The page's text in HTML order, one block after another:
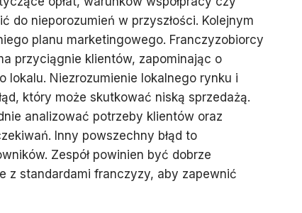
do nieporozumień w przyszłości. Kolejnym
planu marketingowego. Franczyzobiorcy
przyciągnie klientów, zapominając o
lokalu. Niezrozumienie lokalnego rynku i
który może skutkować niską sprzedażą.
analizować potrzeby klientów oraz
Inny powszechny błąd to
Zespół powinien być dobrze
z standardami franczyzy, aby zapewnić